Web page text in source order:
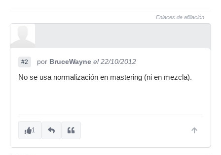
Enlaces de afiliación
#2 por BruceWayne el 22/10/2012
No se usa normalización en mastering (ni en mezcla).
1